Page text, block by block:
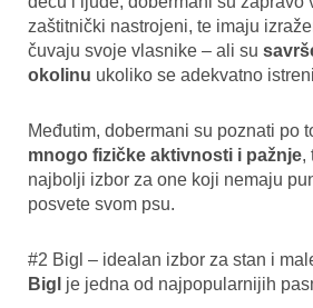
zaštitnički nastrojeni, te imaju
čuvaju svoje vlasnike – ali su
okolinu ukoliko se adekvatno
Međutim, dobermani su poznati po
mnogo fizičke aktivnosti i pažnje,
najbolji izbor za one koji nemaju
posvete svom psu.
#2 Bigl – idealan izbor za stan i
Bigl je jedna od najpopularnijih